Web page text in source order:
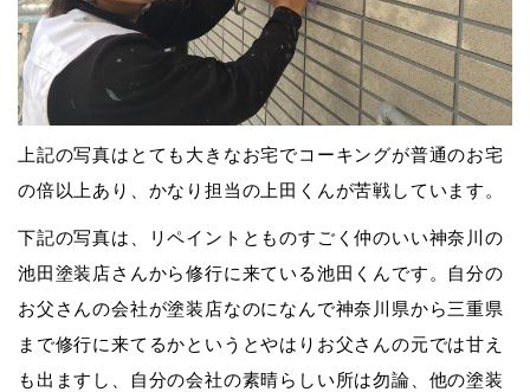
上記の写真はとても大きなお宅でコーキングが普通のお宅
の倍以上あり、かなり担当の上田くんが苦戦しています。
下記の写真は、リペイントとものすごく仲のいい神奈川の
池田塗装店さんから修行に来ている池田くんです。自分の
お父さんの会社が塗装店なのになんで神奈川県から三重県
まで修行に来てるかというとやはりお父さんの元では甘え
も出ますし、自分の会社の素晴らしい所は勿論、他の塗装